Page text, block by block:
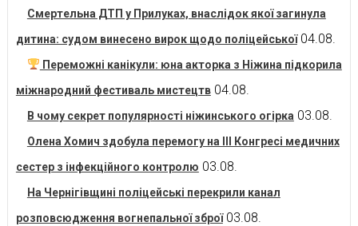
Смертельна ДТП у Прилуках, внаслідок якої загинула
дитина: судом винесено вирок щодо поліцейської 04.08.
Переможні канікули: юна акторка з Ніжина підкорила
міжнародний фестиваль мистецтв 04.08.
В чому секрет популярності ніжинського огірка 03.08.
Олена Хомич здобула перемогу на ІІІ Конгресі медичних
сестер з інфекційного контролю 03.08.
На Чернігівщині поліцейські перекрили канал
розповсюдження вогнепальної зброї 03.08.